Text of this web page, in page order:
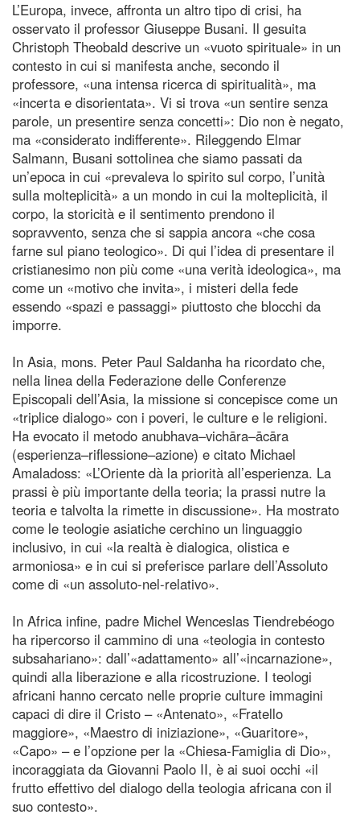
L’Europa, invece, affronta un altro tipo di crisi, ha
osservato il professor Giuseppe Busani. Il gesuita
Christoph Theobald descrive un «vuoto spirituale» in un
contesto in cui si manifesta anche, secondo il
professore, «una intensa ricerca di spiritualità», ma
«incerta e disorientata». Vi si trova «un sentire senza
parole, un presentire senza concetti»: Dio non è negato,
ma «considerato indifferente». Rileggendo Elmar
Salmann, Busani sottolinea che siamo passati da
un’epoca in cui «prevaleva lo spirito sul corpo, l’unità
sulla molteplicità» a un mondo in cui la molteplicità, il
corpo, la storicità e il sentimento prendono il
sopravvento, senza che si sappia ancora «che cosa
farne sul piano teologico». Di qui l’idea di presentare il
cristianesimo non più come «una verità ideologica», ma
come un «motivo che invita», i misteri della fede
essendo «spazi e passaggi» piuttosto che blocchi da
imporre.
In Asia, mons. Peter Paul Saldanha ha ricordato che,
nella linea della Federazione delle Conferenze
Episcopali dell’Asia, la missione si concepisce come un
«triplice dialogo» con i poveri, le culture e le religioni.
Ha evocato il metodo anubhava–vichāra–ācāra
(esperienza–riflessione–azione) e citato Michael
Amaladoss: «L’Oriente dà la priorità all’esperienza. La
prassi è più importante della teoria; la prassi nutre la
teoria e talvolta la rimette in discussione». Ha mostrato
come le teologie asiatiche cerchino un linguaggio
inclusivo, in cui «la realtà è dialogica, olistica e
armoniosa» e in cui si preferisce parlare dell’Assoluto
come di «un assoluto‑nel‑relativo».
In Africa infine, padre Michel Wenceslas Tiendrebéogo
ha ripercorso il cammino di una «teologia in contesto
subsahariano»: dall’«adattamento» all’«incarnazione»,
quindi alla liberazione e alla ricostruzione. I teologi
africani hanno cercato nelle proprie culture immagini
capaci di dire il Cristo – «Antenato», «Fratello
maggiore», «Maestro di iniziazione», «Guaritore»,
«Capo» – e l’opzione per la «Chiesa‑Famiglia di Dio»,
incoraggiata da Giovanni Paolo II, è ai suoi occhi «il
frutto effettivo del dialogo della teologia africana con il
suo contesto».